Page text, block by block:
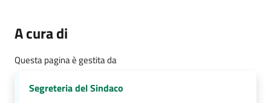
e
t
A cura di
Questa pagina è gestita da
Segreteria del Sindaco